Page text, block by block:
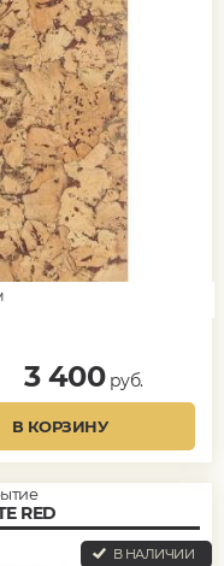
3 400руб.
В КОРЗИНУ
RED
В НАЛИЧИИ